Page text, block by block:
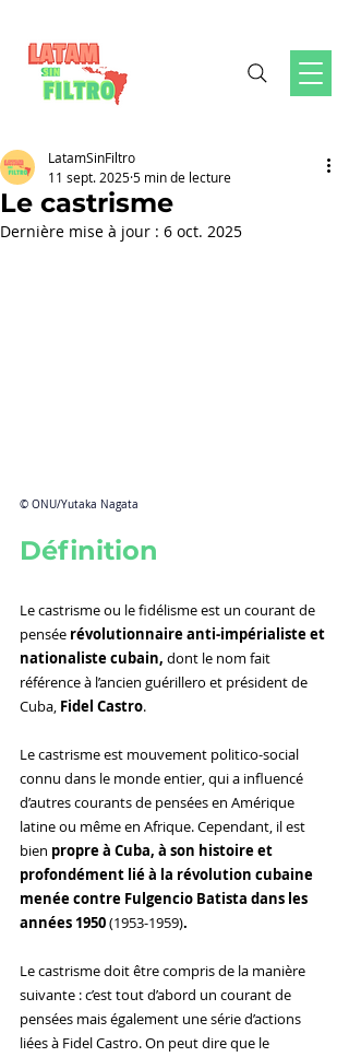
Le castrisme
LatamSinFiltro
11 sept. 20255 min de lecture
Dernière mise à jour : 6 oct. 2025
© ONU/Yutaka Nagata
Définition
Le castrisme ou le fidélisme est un courant de
pensée révolutionnaire anti-impérialiste et
nationaliste cubain, dont le nom fait
référenceà l’ancien guérillero et président de
Cuba, Fidel Castro.
Le castrisme est mouvement politico-social
connu dans le monde entier, qui a influencé
d’autres courants de pensées en Amérique
latine ou même en Afrique. Cependant, il est
bien propre à Cuba, à son histoire et
profondément lié à la révolution cubaine
menée contre Fulgencio Batista dans les
années 1950 (1953-1959).
Le castrisme doit être compris de la manière
suivante : c’est tout d’abord un courant de
pensées mais également une série d’actions
liées à Fidel Castro. On peut dire que le